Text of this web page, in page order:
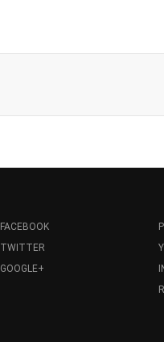
FACEBOOK
TWITTER
GOOGLE+